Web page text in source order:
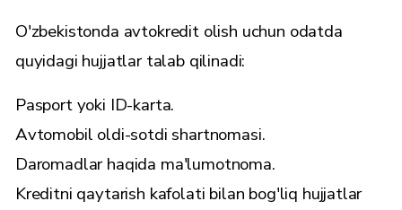
O'zbekistonda avtokredit olish uchun odatda
quyidagi hujjatlar talab qilinadi:
Pasport yoki ID-karta.
Avtomobil oldi-sotdi shartnomasi.
Daromadlar haqida ma'lumotnoma.
Kreditni qaytarish kafolati bilan bog'liq hujjatlar